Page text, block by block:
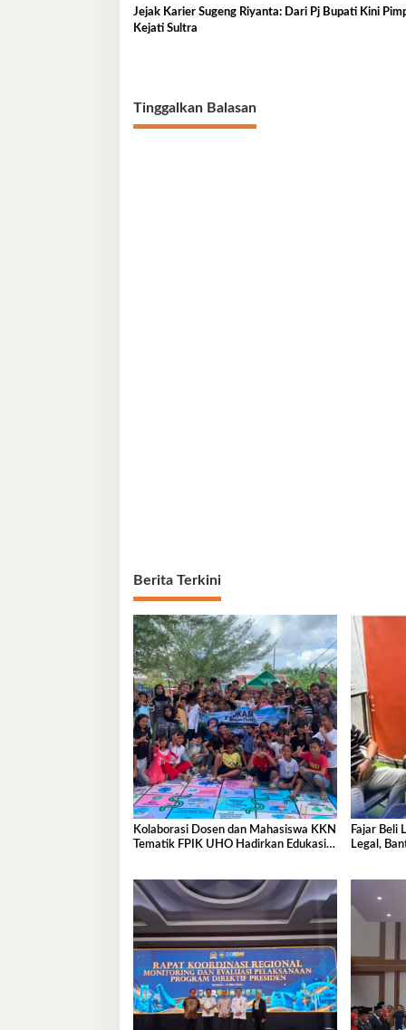
Jejak Karier Sugeng Riyanta: Dari Pj Bupati Kini
Kejati Sultra
Tinggalkan Balasan
Berita Terkini
Kolaborasi Dosen dan Mahasiswa KKN
Tematik FPIK UHO Hadirkan Edukasi
Fajar Beli
Legal,